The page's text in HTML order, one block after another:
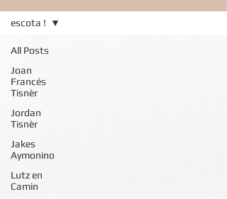
All Posts
Joan
Francés
Tisnèr
Jordan
Tisnèr
Jakes
Aymonino
Lutz en
Camin
escota !